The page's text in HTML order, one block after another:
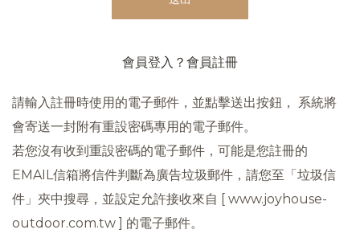
會員登入？ 會員註冊
請輸入註冊時使用的電子郵件，並點擊送出按鈕， 系統將
會寄送一封附有重設密碼專用的電子郵件。
若您沒有收到重設密碼的電子郵件，可能是您註冊的
EMAIL信箱將信件判斷為廣告垃圾郵件，請您至「垃圾信
件」夾中搜尋，並設定允許接收來自 [ www.joyhouse-
outdoor.com.tw ] 的電子郵件。